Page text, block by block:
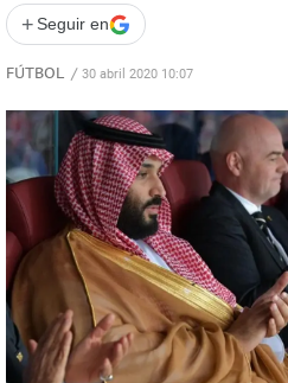
+ Seguir en
FÚTBOL / 30 abril 2020 10:07